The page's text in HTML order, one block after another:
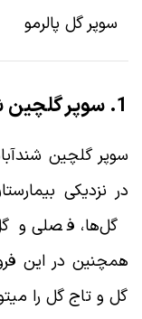
سوپر گل پالرمو
1. سوپر گلچین شندآباد
سوپر گلچین
در نزدیکی
گل‌ها، فصلی و
همچنین در این
گل و تاج گل را